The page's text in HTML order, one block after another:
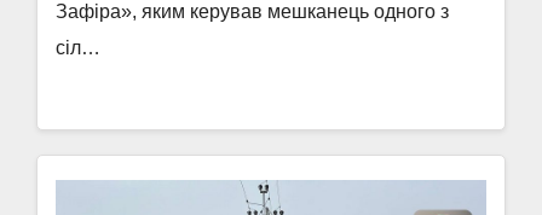
Зафіра», яким керував мешканець одного з
сіл…